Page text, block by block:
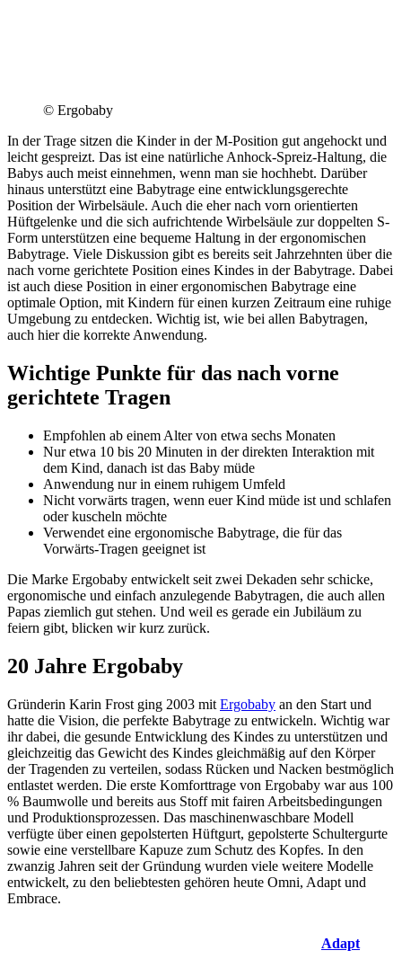
© Ergobaby
In der Trage sitzen die Kinder in der M-Position gut angehockt und
leicht gespreizt. Das ist eine natürliche Anhock-Spreiz-Haltung, die
Babys auch meist einnehmen, wenn man sie hochhebt. Darüber
hinaus unterstützt eine Babytrage eine entwicklungsgerechte
Position der Wirbelsäule. Auch die eher nach vorn orientierten
Hüftgelenke und die sich aufrichtende Wirbelsäule zur doppelten S-
Form unterstützen eine bequeme Haltung in der ergonomischen
Babytrage. Viele Diskussion gibt es bereits seit Jahrzehnten über die
nach vorne gerichtete Position eines Kindes in der Babytrage. Dabei
ist auch diese Position in einer ergonomischen Babytrage eine
optimale Option, mit Kindern für einen kurzen Zeitraum eine ruhige
Umgebung zu entdecken. Wichtig ist, wie bei allen Babytragen,
auch hier die korrekte Anwendung.
Wichtige Punkte für das nach vorne
gerichtete Tragen
Empfohlen ab einem Alter von etwa sechs Monaten
Nur etwa 10 bis 20 Minuten in der direkten Interaktion mit
dem Kind, danach ist das Baby müde
Anwendung nur in einem ruhigem Umfeld
Nicht vorwärts tragen, wenn euer Kind müde ist und schlafen
oder kuscheln möchte
Verwendet eine ergonomische Babytrage, die für das
Vorwärts-Tragen geeignet ist
Die Marke Ergobaby entwickelt seit zwei Dekaden sehr schicke,
ergonomische und einfach anzulegende Babytragen, die auch allen
Papas ziemlich gut stehen. Und weil es gerade ein Jubiläum zu
feiern gibt, blicken wir kurz zurück.
20 Jahre Ergobaby
Gründerin Karin Frost ging 2003 mit Ergobaby an den Start und
hatte die Vision, die perfekte Babytrage zu entwickeln. Wichtig war
ihr dabei, die gesunde Entwicklung des Kindes zu unterstützen und
gleichzeitig das Gewicht des Kindes gleichmäßig auf den Körper
der Tragenden zu verteilen, sodass Rücken und Nacken bestmöglich
entlastet werden. Die erste Komforttrage von Ergobaby war aus 100
% Baumwolle und bereits aus Stoff mit fairen Arbeitsbedingungen
und Produktionsprozessen. Das maschinenwaschbare Modell
verfügte über einen gepolsterten Hüftgurt, gepolsterte Schultergurte
sowie eine verstellbare Kapuze zum Schutz des Kopfes. In den
zwanzig Jahren seit der Gründung wurden viele weitere Modelle
entwickelt, zu den beliebtesten gehören heute Omni, Adapt und
Embrace.
Adapt